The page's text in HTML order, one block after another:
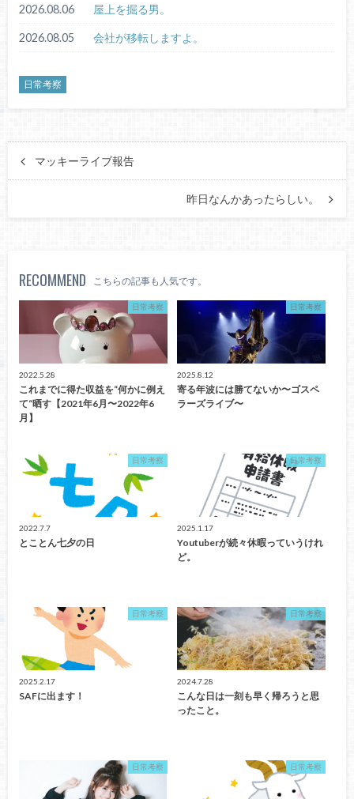
2026.08.06 屋上を掘る男。
2026.08.05 会社が移転しますよ。
日常考察
マッキーライブ報告
昨日なんかあったらしい。
RECOMMEND こちらの記事も人気です。
日常考察
2022.5.28
これまでに得た収益を“何かに例え
て“晒す【2021年6月〜2022年6
月】
日常考察
2025.8.12
寄る年波には勝てないか〜ゴスペ
ラーズライブ〜
日常考察
2022.7.7
とことん七夕の日
日常考察
2025.1.17
Youtuberが続々休暇っていうけれ
ど。
日常考察
2025.2.17
SAFに出ます！
日常考察
2024.7.28
こんな日は一刻も早く帰ろうと思
ったこと。
日常考察 日常考察